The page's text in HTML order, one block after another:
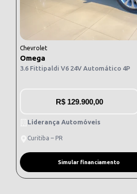
Chevrolet
Omega
3.6 Fittipaldi V6 24V Automático 4P
R$ 129.900,00
Liderança Automóveis
Curitiba – PR
Simular financiamento